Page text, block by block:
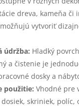
dreva, kameňa či
vytvoriť
údržba: Hladký
a čistenie je
dosky a
použitie: Vhodné pre
skriniek, políc,